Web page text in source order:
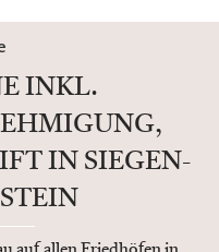
INKL.
IN SIEGEN-